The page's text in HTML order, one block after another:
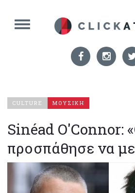
CULTURE ΜΟΥΣΙΚΗ
Sinéad O'Connor:
προσπάθησε να με